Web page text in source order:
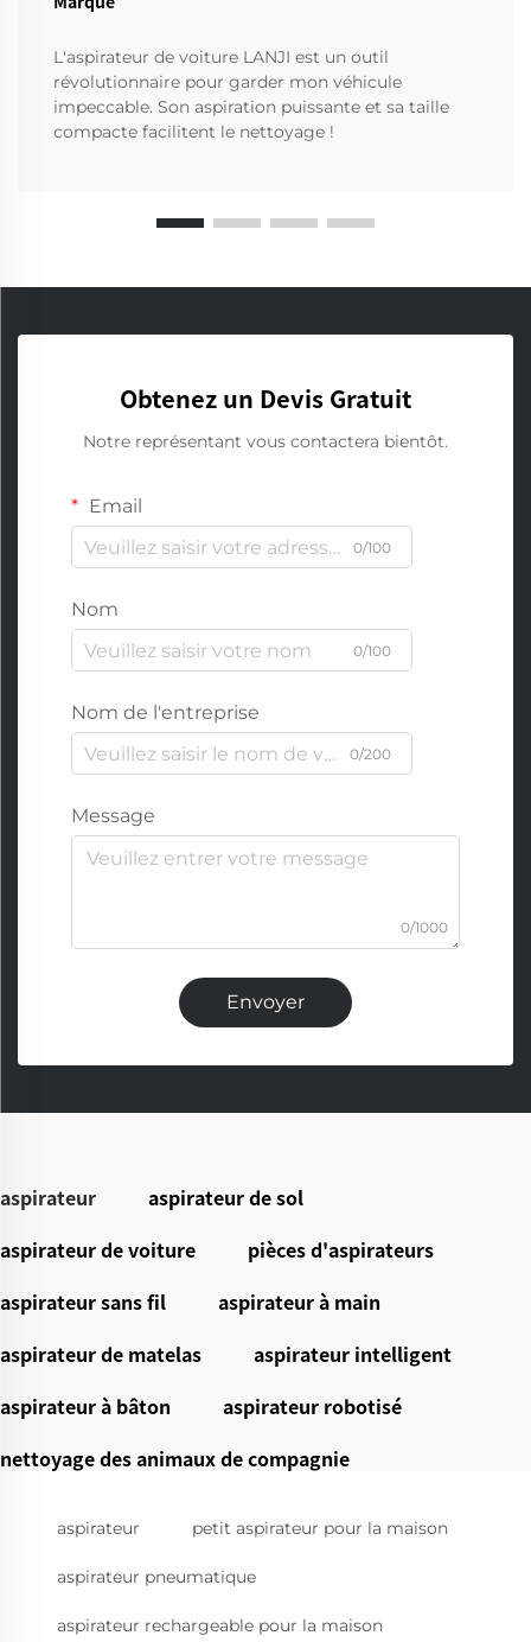
L'aspirateur de voiture LANJI est un outil
révolutionnaire pour garder mon véhicule
impeccable. Son aspiration puissante et sa taille
compacte facilitent le nettoyage !
Obtenez un Devis Gratuit
Notre représentant vous contactera bientôt.
Email
0/100
Nom
0/100
Nom de l'entreprise
0/200
Message
0/1000
Envoyer
aspirateur
aspirateur de sol
aspirateur de voiture
pièces d'aspirateurs
aspirateur sans fil
aspirateur à main
aspirateur de matelas
aspirateur intelligent
aspirateur à bâton
aspirateur robotisé
nettoyage des animaux de compagnie
aspirateur petit aspirateur pour la maison
aspirateur pneumatique
aspirateur rechargeable pour la maison